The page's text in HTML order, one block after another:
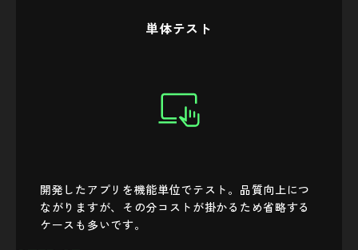
単体テスト
開発したアプリを機能単位でテスト。品質向上につ
ながりますが、その分コストが掛かるため省略する
ケースも多いです。